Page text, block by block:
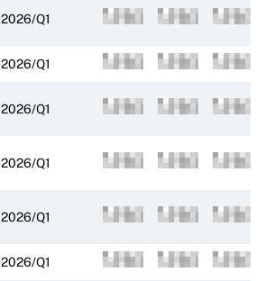
2026/Q1
2026/Q1
2026/Q1
2026/Q1
2026/Q1
2026/Q1